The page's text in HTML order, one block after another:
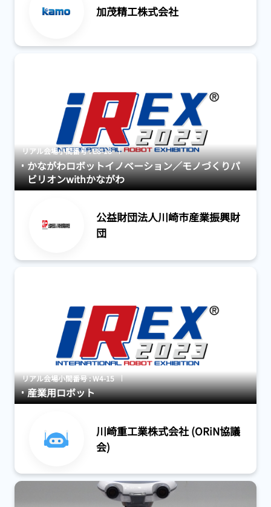
加茂精工株式会社
リアル会場小間番号 : E8-18
かながわロボットイノベーション／モノづくりパ
ビリオンwithかながわ
公益財団法人川崎市産業振興財
団
リアル会場小間番号 : W4-15
産業用ロボット
川崎重工業株式会社 (ORiN協議
会)